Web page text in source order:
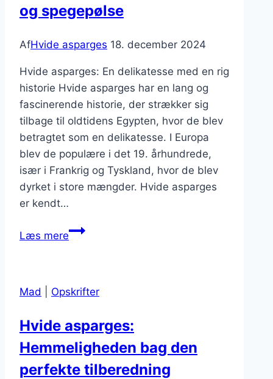
og spegepølse
AfHvide asparges 18. december 2024
Hvide asparges: En delikatesse med en rig
historie Hvide asparges har en lang og
fascinerende historie, der strækker sig
tilbage til oldtidens Egypten, hvor de blev
betragtet som en delikatesse. I Europa
blev de populære i det 19. århundrede,
især i Frankrig og Tyskland, hvor de blev
dyrket i store mængder. Hvide asparges
er kendt…
Læs mereHvide
og
Mad Opskrifter
Hvide asparges:
Hemmeligheden bag den
perfekte tilberedning